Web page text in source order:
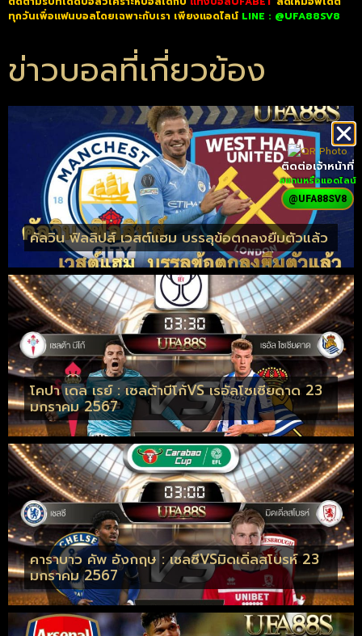
ทุกวันเพื่อแฟนบอลโดยเฉพาะกับเรา เพียงแอดไลน์ LINE : @UFA88SV8
ข่าวบอลที่เกี่ยวข้อง
คัลวิน ฟิลลิปส์ เวสต์แฮม บรรลุข้อตกลงยืมตัวแล้ว
โคปา เดล เรย์ : เซลต้าบีโก้VS เรอัลโซเซียดาด 23
มกราคม 2567
คาราบาว คัพ อังกฤษ : เชลซีVSมิดเดิ่ลสโบรห์ 23
มกราคม 2567
ติดต่อเจ้าหน้าที่
สแกนหรือแอดไลน์
@UFA88SV8